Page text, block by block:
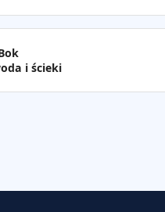
i ścieki